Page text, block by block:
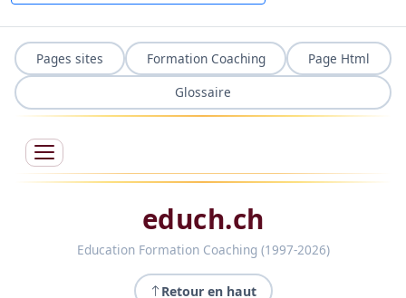
Pages sites Formation Coaching
Page Html
Glossaire
educh.ch
Education Formation Coaching (1997-2026)
Retour en haut